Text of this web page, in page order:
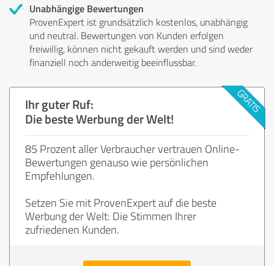
Unabhängige Bewertungen
ProvenExpert ist grundsätzlich kostenlos, unabhängig
und neutral. Bewertungen von Kunden erfolgen
freiwillig, können nicht gekauft werden und sind weder
finanziell noch anderweitig beeinflussbar.
Ihr guter Ruf:
Die beste Werbung der Welt!
85 Prozent aller Verbraucher vertrauen Online-
Bewertungen genauso wie persönlichen
Empfehlungen.
Setzen Sie mit ProvenExpert auf die beste
Werbung der Welt: Die Stimmen Ihrer
zufriedenen Kunden.